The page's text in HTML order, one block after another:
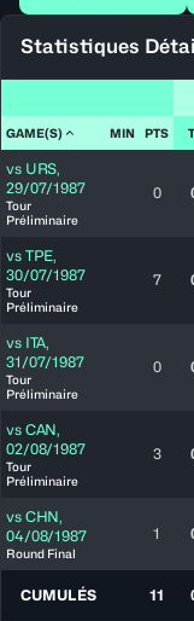
Statistiques
GAME(S) MIN PTS
vs URS,
29/07/1987
Tour
Préliminaire
0
vs TPE,
30/07/1987
Tour
Préliminaire
7
vs ITA,
31/07/1987
Tour
Préliminaire
0
vs CAN,
02/08/1987
Tour
Préliminaire
3
vs CHN,
04/08/1987
Round Final
1
CUMULÉS 11